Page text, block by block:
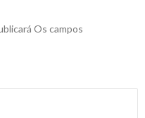
Os campos